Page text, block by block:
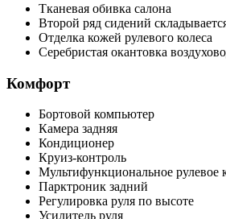
Тканевая обивка салона
Второй ряд сидений
Отделка кожей рулевого колеса
Серебристая окантовка
Комфорт
Бортовой компьютер
Камера задняя
Кондиционер
Круиз-контроль
Мультифункциональное рулевое
Парктроник задний
Регулировка руля по высоте
Усилитель руля